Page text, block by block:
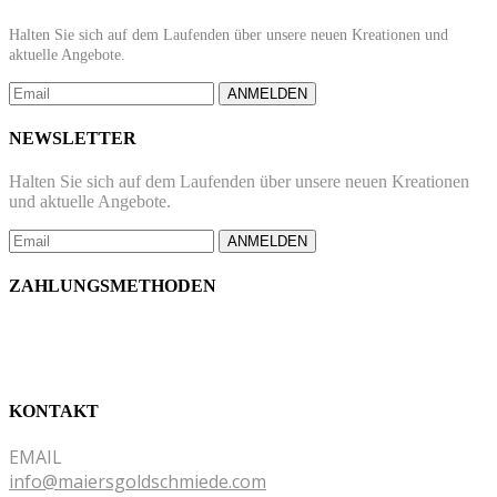
Halten Sie sich auf dem Laufenden über unsere neuen Kreationen und
aktuelle Angebote.
ANMELDEN
NEWSLETTER
Halten Sie sich auf dem Laufenden über unsere neuen Kreationen
und aktuelle Angebote.
ANMELDEN
ZAHLUNGSMETHODEN
KONTAKT
EMAIL
info@maiersgoldschmiede.com